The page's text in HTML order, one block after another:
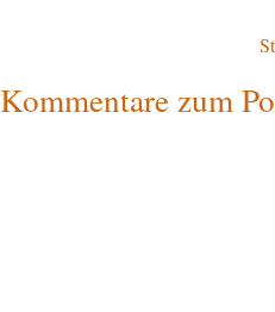
Kommentare zum